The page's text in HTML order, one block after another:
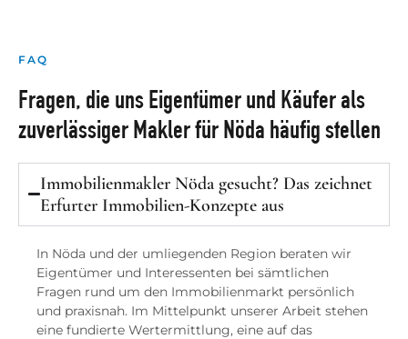
FAQ
Fragen, die uns Eigentümer und Käufer als
zuverlässiger Makler für Nöda häufig stellen
Immobilienmakler Nöda gesucht? Das zeichnet
Erfurter Immobilien-Konzepte aus
In Nöda und der umliegenden Region beraten wir
Eigentümer und Interessenten bei sämtlichen
Fragen rund um den Immobilienmarkt persönlich
und praxisnah. Im Mittelpunkt unserer Arbeit stehen
eine fundierte Wertermittlung, eine auf das